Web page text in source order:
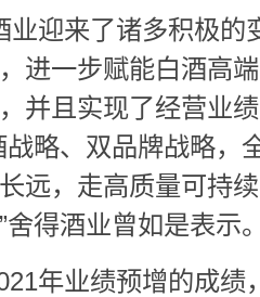
业迎来了诸多积极的
进一步赋能白酒高
并且实现了经营业
战略、双品牌战略，
远，走高质量可持
舍得酒业曾如是表示
年业绩预增的成绩